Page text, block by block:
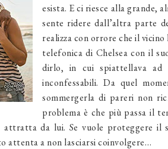
esista. E ci riesce alla grande,
sente ridere dall’altra parte
realizza con orrore che il
telefonica di Chelsea con il
dirlo, in cui spiattellava
inconfessabili. Da quel
sommergerla di pareri non
problema è che più passa il
attratta da lui. Se vuole proteggere il
attenta a non lasciarsi coinvolgere…